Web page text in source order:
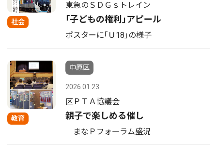
社会
東急のＳＤＧｓトレイン
｢子どもの権利｣アピール
ポスターに｢Ｕ18｣の様子
教育
中原区
2026.01.23
区ＰＴＡ協議会
親子で楽しめる催し
まなＰフォーラム盛況